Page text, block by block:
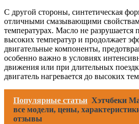
С другой стороны, синтетическая
отличными смазывающими
температурах. Масло не разрушается
высоких температур и продолжает
двигательные компоненты,
особенно важно в условиях
движения или при длительных
двигатель нагревается до высоких
Популярные статьи Хэтчбеки
все модели, цены,
отзывы